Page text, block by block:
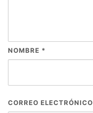
NOMBRE *
CORREO ELECTRÓNICO